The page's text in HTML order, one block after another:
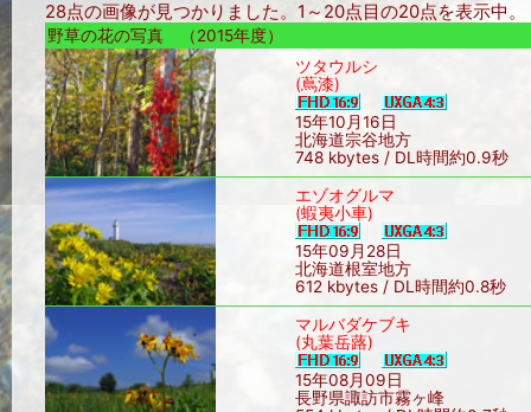
28点の画像が見つかりました。1～20点目の20点を表示
野草の花の写真 （2015年度）
ツタウルシ
(蔦漆)
15年10月16日
北海道宗谷地方
748 kbytes / DL時間約0.9秒
エゾオグルマ
(蝦夷小車)
15年09月28日
北海道根室地方
612 kbytes / DL時間約0.8秒
マルバダケブキ
(丸葉岳蕗)
15年08月09日
長野県諏訪市霧ヶ峰